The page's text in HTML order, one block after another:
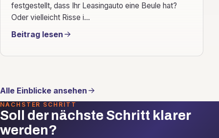
festgestellt, dass Ihr Leasingauto eine Beule hat?
Oder vielleicht Risse i...
Beitrag lesen
Alle Einblicke ansehen
NÄCHSTER SCHRITT
Soll der nächste Schritt klarer
werden?